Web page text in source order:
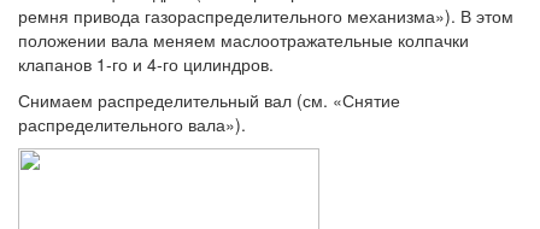
ремня привода газораспределительного механизма»). В этом
положении вала меняем маслоотражательные колпачки
клапанов 1‑го и 4‑го цилиндров.
Снимаем распределительный вал (см. «Снятие
распределительного вала»).